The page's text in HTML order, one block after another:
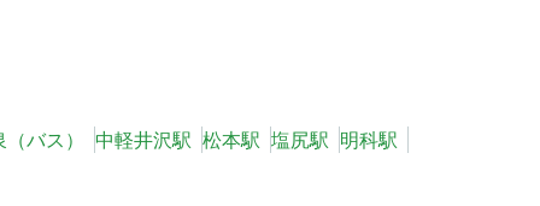
バス） 中軽井沢駅 松本駅 塩尻駅 明科駅